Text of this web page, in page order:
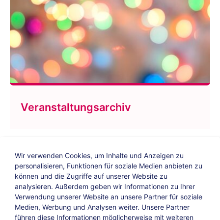
Veranstaltungsarchiv
Bildungs-Blog| Instagram| Facebook|
YouTube
Wir verwenden Cookies, um Inhalte und Anzeigen zu
personalisieren, Funktionen für soziale Medien anbieten zu
können und die Zugriffe auf unserer Website zu
analysieren. Außerdem geben wir Informationen zu Ihrer
Verwendung unserer Website an unsere Partner für soziale
Medien, Werbung und Analysen weiter. Unsere Partner
führen diese Informationen möglicherweise mit weiteren